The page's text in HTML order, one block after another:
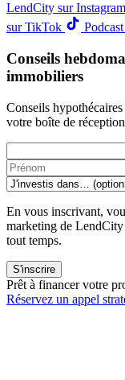
LendCity sur Instagram
sur TikTok
Conseils
immobiliers
Conseils
votre boîte de
En vous inscrivant,
marketing de
tout temps.
S'inscrire
Prêt à financer votre
Réservez un appel